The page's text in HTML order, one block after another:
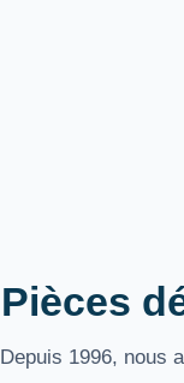
Pièces
Depuis 1996, nous